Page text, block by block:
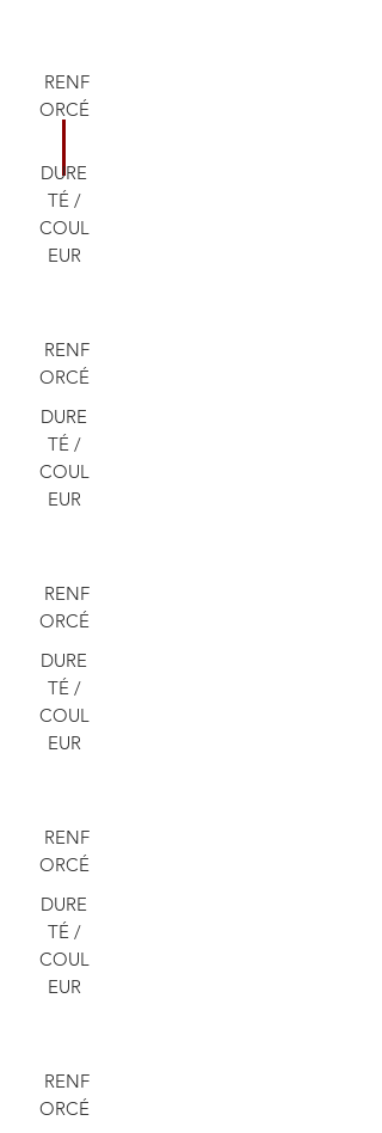
RENF
ORCÉ
DURE
TÉ /
COUL
EUR
RENF
ORCÉ
DURE
TÉ /
COUL
EUR
RENF
ORCÉ
DURE
TÉ /
COUL
EUR
RENF
ORCÉ
DURE
TÉ /
COUL
EUR
RENF
ORCÉ